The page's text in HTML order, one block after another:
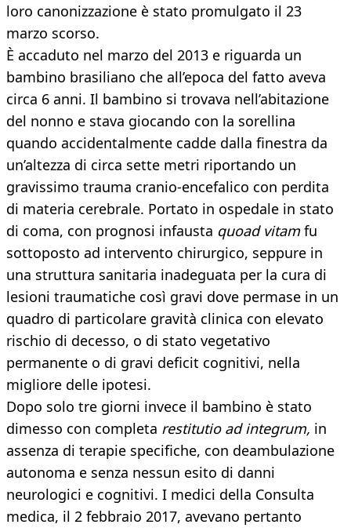
loro canonizzazione è stato promulgato il 23
marzo scorso.
È accaduto nel marzo del 2013 e riguarda un
bambino brasiliano che all’epoca del fatto aveva
circa 6 anni. Il bambino si trovava nell’abitazione
del nonno e stava giocando con la sorellina
quando accidentalmente cadde dalla finestra da
un’altezza di circa sette metri riportando un
gravissimo trauma cranio-encefalico con perdita
di materia cerebrale. Portato in ospedale in stato
di coma, con prognosi infausta quoad vitamfu
sottoposto ad intervento chirurgico, seppure in
una struttura sanitaria inadeguata per la cura di
lesioni traumatiche così gravi dove permase in un
quadro di particolare gravità clinica con elevato
rischio di decesso, o di stato vegetativo
permanente o di gravi deficit cognitivi, nella
migliore delle ipotesi.
Dopo solo tre giorni invece il bambino è stato
dimesso con completa restitutio ad integrum, in
assenza di terapie specifiche, con deambulazione
autonoma e senza nessun esito di danni
neurologici e cognitivi. I medici della Consulta
medica, il 2 febbraio 2017, avevano pertanto